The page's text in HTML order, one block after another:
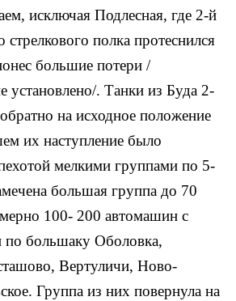
исключая Подлесная, где 2-й
стрелкового полка протеснился
большие потери /
установлено/. Танки из Буда 2-
на исходное положение
их наступление было
мелкими группами по 5-
большая группа до 70
100- 200 автомашин с
по большаку Оболовка,
Вертуличи, Ново-
Группа из них повернула на